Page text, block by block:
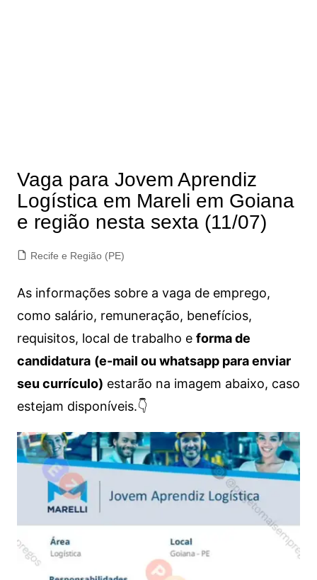
Vaga para Jovem Aprendiz
Logística em Mareli em Goiana
e região nesta sexta (11/07)
Recife e Região (PE)
As informações sobre a vaga de emprego,
como salário, remuneração, benefícios,
requisitos, local de trabalho e forma de
candidatura (e-mail ou whatsapp para enviar
seu currículo) estarão na imagem abaixo, caso
estejam disponíveis.👇